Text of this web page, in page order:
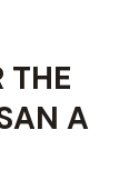
THE
A